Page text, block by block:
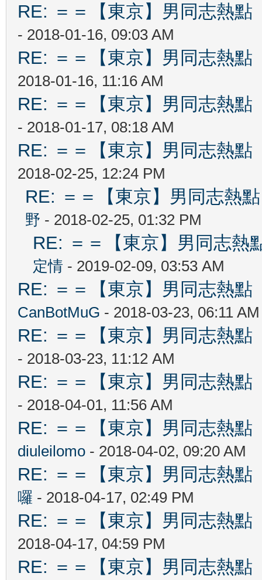
RE: ＝＝【東京】男同志熱
- 2018-01-16, 09:03 AM
RE: ＝＝【東京】男同志熱
2018-01-16, 11:16 AM
RE: ＝＝【東京】男同志熱
- 2018-01-17, 08:18 AM
RE: ＝＝【東京】男同志熱
2018-02-25, 12:24 PM
RE: ＝＝【東京】男同志熱
野 - 2018-02-25, 01:32 PM
RE: ＝＝【東京】男同志
定情 - 2019-02-09, 03:53 AM
RE: ＝＝【東京】男同志熱
CanBotMuG - 2018-03-23, 06:11 AM
RE: ＝＝【東京】男同志熱
- 2018-03-23, 11:12 AM
RE: ＝＝【東京】男同志熱
- 2018-04-01, 11:56 AM
RE: ＝＝【東京】男同志熱
diuleilomo - 2018-04-02, 09:20 AM
RE: ＝＝【東京】男同志熱
囉 - 2018-04-17, 02:49 PM
RE: ＝＝【東京】男同志熱
2018-04-17, 04:59 PM
RE: ＝＝【東京】男同志熱